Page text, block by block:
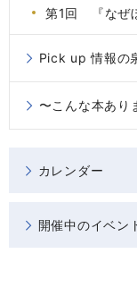
第1回 『なぜ
Pick up 情報の
〜こんな本あり
カレンダー
開催中のイベン